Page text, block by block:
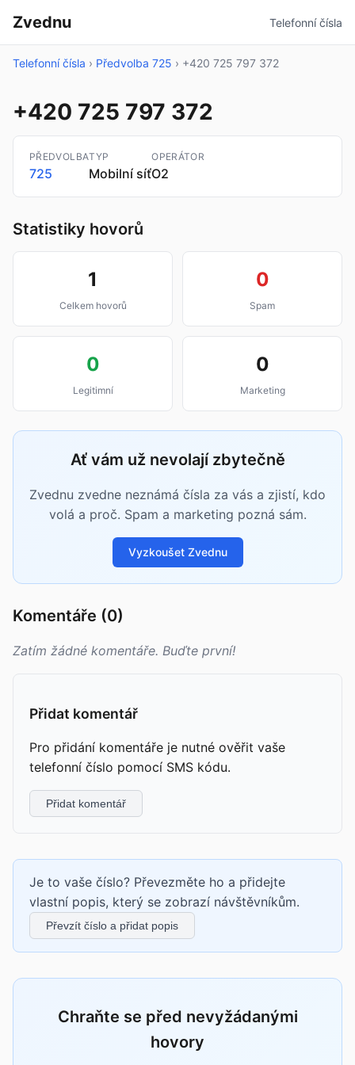
Zvednu Telefonní čísla
Telefonní čísla › Předvolba 725 › +420 725 797 372
+420 725 797 372
PŘEDVOLBA
725
TYP
Mobilní síť
OPERÁTOR
O2
Statistiky hovorů
1
Celkem hovorů
0
Spam
0
Legitimní
0
Marketing
Ať vám už nevolají zbytečně
Zvednu zvedne neznámá čísla za vás a zjistí, kdo
volá a proč. Spam a marketing pozná sám.
Vyzkoušet Zvednu
Komentáře (0)
Zatím žádné komentáře. Buďte první!
Přidat komentář
Pro přidání komentáře je nutné ověřit vaše
telefonní číslo pomocí SMS kódu.
Přidat komentář
Je to vaše číslo? Převezměte ho a přidejte
vlastní popis, který se zobrazí návštěvníkům.
Převzít číslo a přidat popis
Chraňte se před nevyžádanými
hovory